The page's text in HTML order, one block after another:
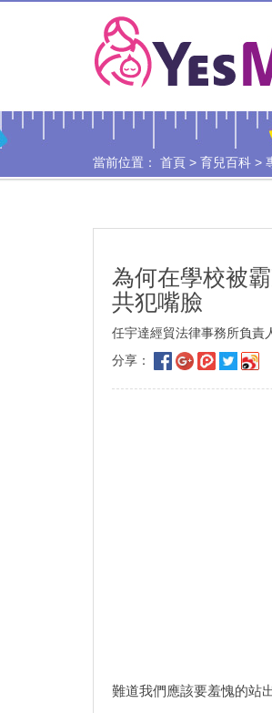
當前位置： 首頁 > 育兒百科 >
為何在學校被
共犯嘴臉
任宇達經貿法律事務所負責
分享：
難道我們應該要羞愧的站